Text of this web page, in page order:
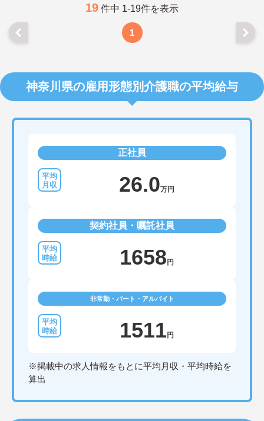
19 件中 1-19件を表示
1
神奈川県の雇用形態別介護職の平均給与
正社員
26.0万円
契約社員・嘱託社員
1658円
非常勤・パート・アルバイト
1511円
※掲載中の求人情報をもとに平均月収・平均時給を
算出